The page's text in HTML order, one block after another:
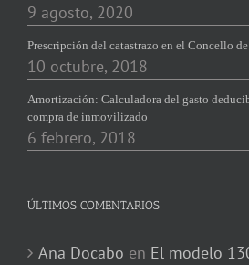
9 agosto, 2020
Prescripción del catastrazo en el Concello de
10 octubre, 2018
Amortización: Calculadora del gasto
compra de inmovilizado
6 febrero, 2018
ÚLTIMOS COMENTARIOS
Ana Docabo en El modelo